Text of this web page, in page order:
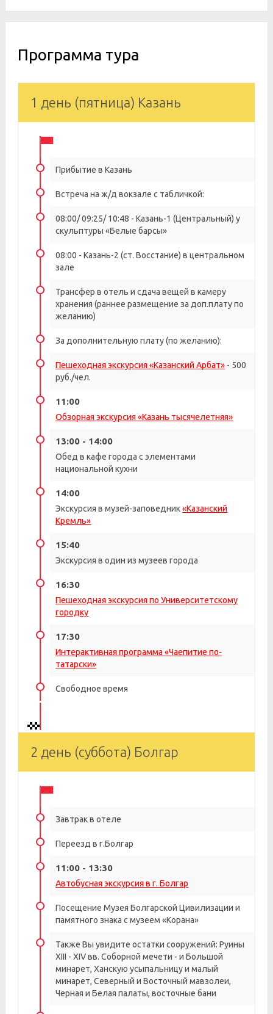
Программа тура
1 день (пятница) Казань
Прибытие в Казань
Встреча на ж/д вокзале с табличкой:
08:00/ 09:25/ 10:48 - Казань-1 (Центральный) у
скульптуры «Белые барсы»
08:00 - Казань-2 (ст. Восстание) в центральном
зале
Трансфер в отель и сдача вещей в камеру
хранения (раннее размещение за доп.плату по
желанию)
За дополнительную плату (по желанию):
Пешеходная экскурсия «Казанский Арбат» - 500
руб./чел.
11:00
Обзорная экскурсия «Казань тысячелетняя»
13:00 - 14:00
Обед в кафе города с элементами
национальной кухни
14:00
Экскурсия в музей-заповедник«Казанский
Кремль»
15:40
Экскурсия в один из музеев города
16:30
Пешеходная экскурсия по Университетскому
городку
17:30
Интерактивная программа «Чаепитие по-
татарски»
Свободное время
2 день (суббота) Болгар
Завтрак в отеле
Переезд в г.Болгар
11:00 - 13:30
Автобусная экскурсия в г. Болгар
Посещение Музея Болгарской Цивилизации и
памятного знака с музеем «Корана»
Также Вы увидите остатки сооружений: Руины
ХIII - ХIV вв. Соборной мечети - и Большой
минарет, Ханскую усыпальницу и малый
минарет, Северный и Восточный мавзолеи,
Черная и Белая палаты, восточные бани